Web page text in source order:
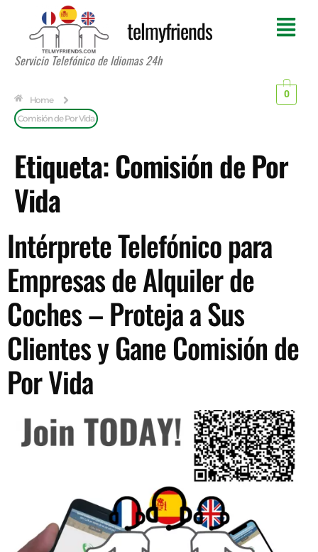
telmyfriends
Servicio Telefónico de Idiomas 24h
Home
Comisión de Por Vida
0
Etiqueta:Comisión de Por
Vida
Intérprete Telefónico para
Empresas de Alquiler de
Coches – Proteja a Sus
Clientes y Gane Comisión de
Por Vida